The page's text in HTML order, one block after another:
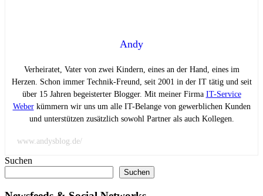
Andy
Verheiratet, Vater von zwei Kindern, eines an der Hand, eines im
Herzen. Schon immer Technik-Freund, seit 2001 in der IT tätig und seit
über 15 Jahren begeisterter Blogger. Mit meiner Firma IT-Service
Weberkümmern wir uns um alle IT-Belange von gewerblichen Kunden
und unterstützen zusätzlich sowohl Partner als auch Kollegen.
www.andysblog.de/
Suchen
Suchen